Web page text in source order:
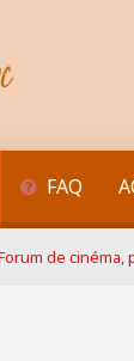
FAQ
de cinéma,